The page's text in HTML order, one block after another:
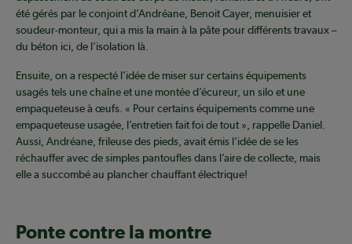
été gérés par le conjoint d’Andréane, Benoit Cayer, menuisier et
soudeur-monteur, qui a mis la main à la pâte pour différents travaux –
du béton ici, de l’isolation là.
Ensuite, on a respecté l’idée de miser sur certains équipements
usagés tels une chaîne et une montée d’écureur, un silo et une
empaqueteuse à œufs. « Pour certains équipements comme une
empaqueteuse usagée, l’entretien fait foi de tout », rappelle Daniel.
Aussi, Andréane, frileuse des pieds, avait émis l’idée de se les
réchauffer avec de simples pantoufles dans l’aire de collecte, mais
elle a succombé au plancher chauffant électrique!
Ponte contre la montre